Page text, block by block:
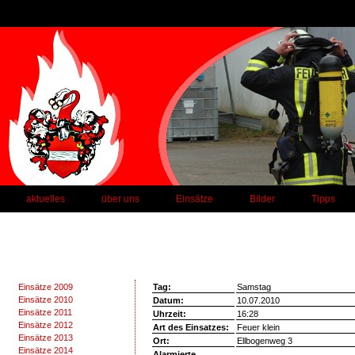
aktuelles über uns Einsätze Bilder Tipps
Einsätze 2009
Einsätze 2010
Einsätze 2011
Einsätze 2012
Einsätze 2013
Einsätze 2014
Tag:
Samstag
Datum:
10.07.2010
Uhrzeit:
16:28
Art des Einsatzes:
Feuer klein
Ort:
Ellbogenweg 3